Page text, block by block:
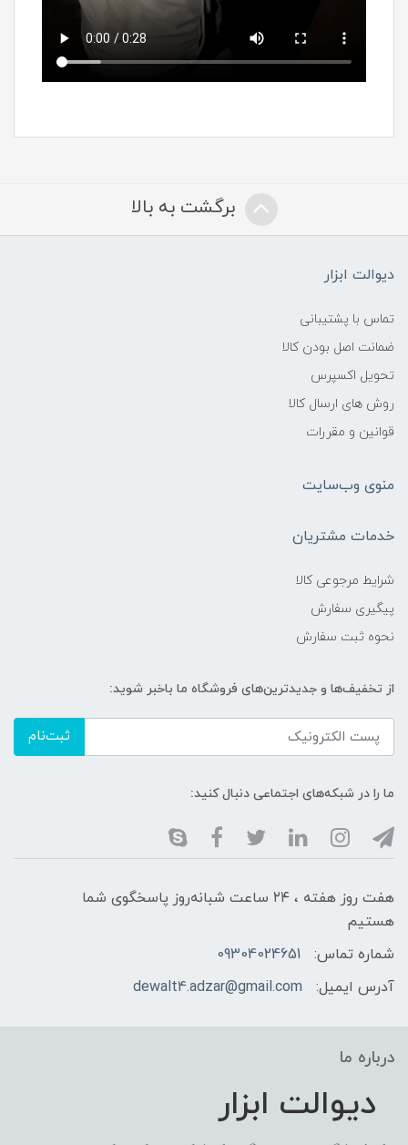
برگشت به بالا
دیوالت ابزار
تماس با پشتیبانی
ضمانت اصل بودن کالا
تحویل اکسپرس
روش های ارسال کالا
قوانین و مقررات
منوی وب‌سایت
خدمات مشتریان
شرایط مرجوعی کالا
پیگیری سفارش
نحوه ثبت سفارش
از تخفیف‌ها و جدیدترین‌های فروشگاه ما باخبر شوید:
ثبت‌نام
ما را در شبکه‌های اجتماعی دنبال کنید:
هفت روز هفته ، ۲۴ ساعت شبانه‌روز پاسخگوی شما
هستیم
شماره تماس:
09304024651
آدرس ایمیل:
dewalt4.adzar@gmail.com
درباره ما
دیوالت ابزار